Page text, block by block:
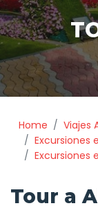
Home
Viajes
Excursiones
Excursiones
Tour a